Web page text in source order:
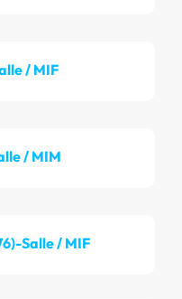
/ MIF
/ MIM
Salle / MIF